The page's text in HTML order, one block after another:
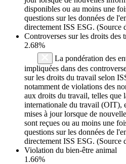
disponibles ou au moins une
questions sur les données de
directement ISS ESG. (Source
Controverses sur les droits des
2.68%
La pondération des
impliquées dans des
sur les droits du travail selon
notamment de violations des
aux droits du travail, telles que
internationale du travail (OIT),
mises à jour lorsque de
sont reçues ou au moins une
questions sur les données de
directement ISS ESG. (Source
Violation du bien-être animal
1.66%